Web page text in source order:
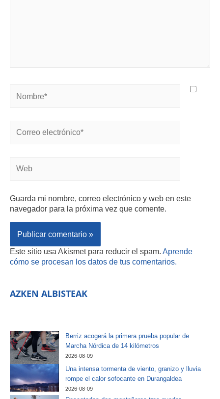
Guarda mi nombre, correo electrónico y web en este
navegador para la próxima vez que comente.
Este sitio usa Akismet para reducir el spam. Aprende
cómo se procesan los datos de tus comentarios.
AZKEN ALBISTEAK
Berriz acogerá la primera prueba popular de
Marcha Nórdica de 14 kilómetros
2026-08-09
Una intensa tormenta de viento, granizo y lluvia
rompe el calor sofocante en Durangaldea
2026-08-09